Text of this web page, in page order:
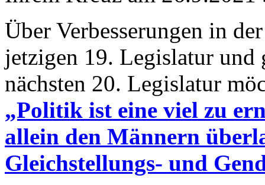
Über Verbesserungen in
jetzigen 19. Legislatur und
nächsten 20. Legislatur
„Politik ist eine viel zu
allein den Männern
Gleichstellungs- und